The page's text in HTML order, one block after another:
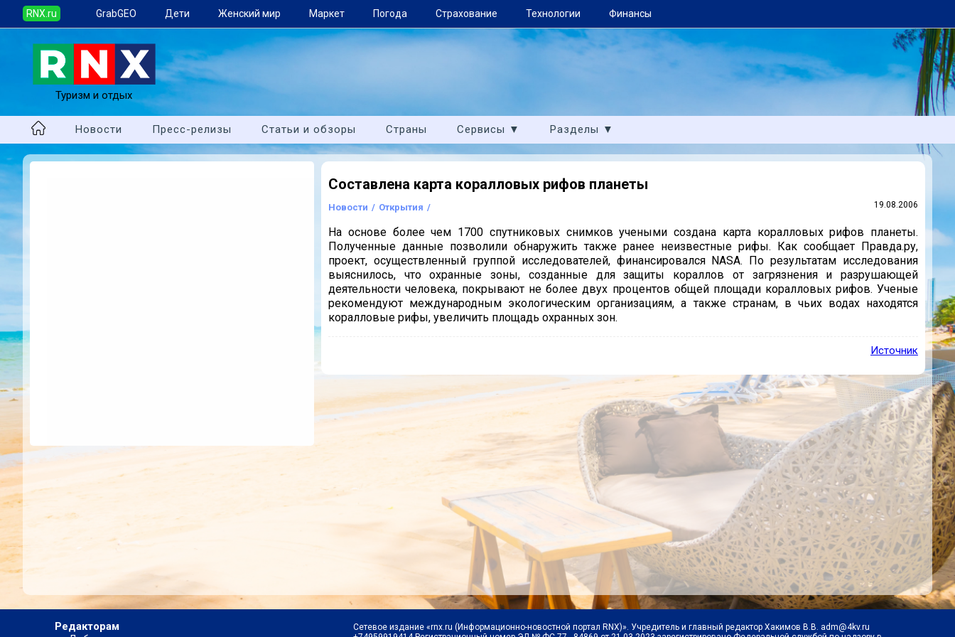
RNX.ru GrabGEO Дети Женский мир Маркет Погода Страхование Технологии Финансы
Туризм и отдых
Новости Пресс-релизы Статьи и обзоры Страны Сервисы ▼ Разделы ▼
Составлена карта коралловых рифов планеты
19.08.2006
Новости / Открытия /
На основе более чем 1700 спутниковых снимков учеными создана карта коралловых рифов планеты.
Полученные данные позволили обнаружить также ранее неизвестные рифы. Как сообщает Правда.ру,
проект, осуществленный группой исследователей, финансировался NASA. По результатам исследования
выяснилось, что охранные зоны, созданные для защиты кораллов от загрязнения и разрушающей
деятельности человека, покрывают не более двух процентов общей площади коралловых рифов. Ученые
рекомендуют международным экологическим организациям, а также странам, в чьих водах находятся
коралловые рифы, увеличить площадь охранных зон.
Источник
Редакторам
Сетевое издание «rnx.ru (Информационно-новостной портал RNX)». Учредитель и главный редактор Хакимов В.В. adm@4kv.ru